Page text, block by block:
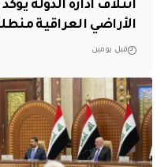
ائتلاف ادارة الدولة
الأراضي العراقية
قبل يومين